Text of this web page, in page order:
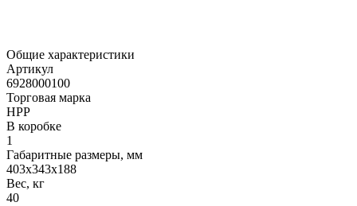
Общие характеристики
Артикул
6928000100
Торговая марка
HPP
В коробке
1
Габаритные размеры, мм
403x343x188
Вес, кг
40